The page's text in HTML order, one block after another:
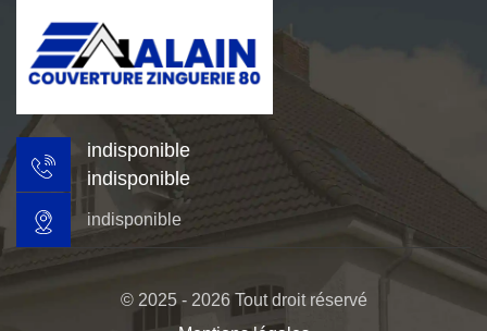
indisponible
indisponible
indisponible
© 2025 - 2026 Tout droit réservé